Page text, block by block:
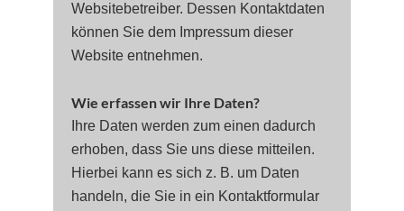
Websitebetreiber. Dessen Kontaktdaten
können Sie dem Impressum dieser
Website entnehmen.
Wie erfassen wir Ihre Daten?
Ihre Daten werden zum einen dadurch
erhoben, dass Sie uns diese mitteilen.
Hierbei kann es sich z. B. um Daten
handeln, die Sie in ein Kontaktformular